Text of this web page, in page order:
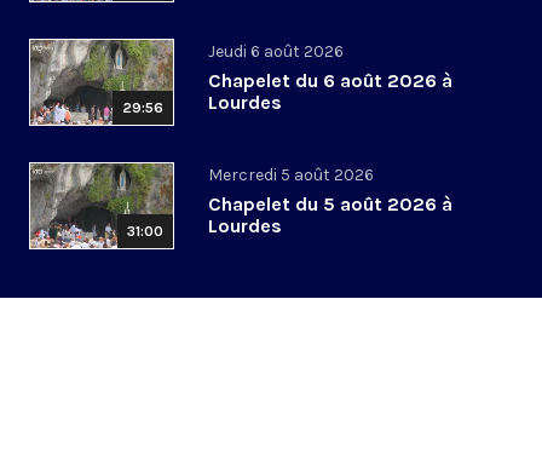
29:56
Jeudi 6 août 2026
Chapelet du 6 août 2026 à
Lourdes
31:00
Mercredi 5 août 2026
Chapelet du 5 août 2026 à
Lourdes